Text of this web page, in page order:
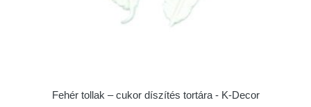
Fehér tollak – cukor díszítés tortára - K-Decor